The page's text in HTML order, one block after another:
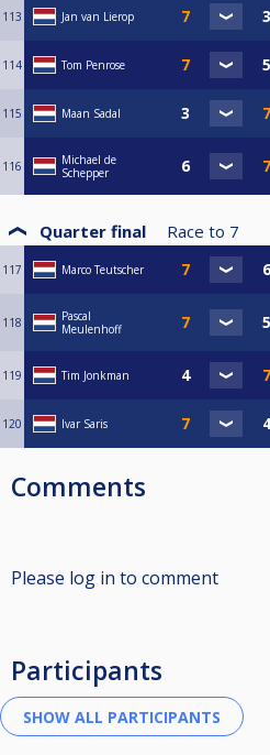
113 Jan van Lierop
114 Tom Penrose
115 Maan Sadal
116
Michael de
Schepper
Quarter final Race to 7
117 Marco Teutscher
118
Pascal
Meulenhoff
119 Tim Jonkman
120 Ivar Saris
Comments
Please log in to comment
Participants